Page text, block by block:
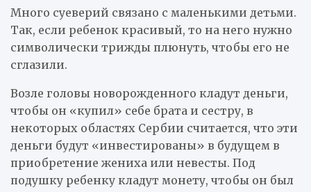
Много суеверий связано с маленькими детьми.
Так, если ребенок красивый, то на него нужно
символически трижды плюнуть, чтобы его не
сглазили.
Возле головы новорожденного кладут деньги,
чтобы он «купил» себе брата и сестру, в
некоторых областях Сербии считается, что эти
деньги будут «инвестированы» в будущем в
приобретение жениха или невесты. Под
подушку ребенку кладут монету, чтобы он был